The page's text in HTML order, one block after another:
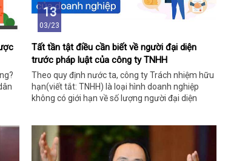
13
03/23
Tất tần tật điều cần biết về người đại diện
trước pháp luật của công ty TNHH
Theo quy định nước ta, công ty Trách nhiệm hữu
hạn(viết tắt: TNHH) là loại hình doanh nghiệp
không có giới hạn về số lượng người đại diện